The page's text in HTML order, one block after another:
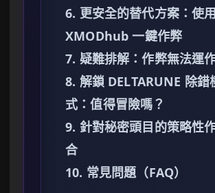
6. 更安全的替代方案：使用
XMODhub 一鍵作弊
7. 疑難排解：作弊無法運
8. 解鎖 DELTARUNE 除錯
式：值得冒險嗎？
9. 針對秘密頭目的策略性
合
10. 常見問題（FAQ）